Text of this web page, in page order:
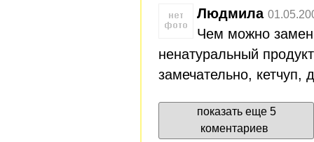
Людмила
Чем можно
ненатуральный
замечательно, кетчуп,
показать еще 5
коментариев